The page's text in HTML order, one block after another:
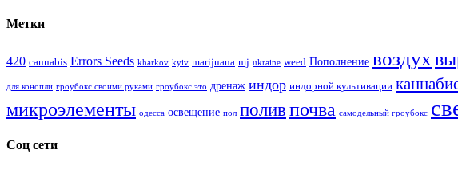
Метки
420 cannabis Errors Seeds kharkov kyiv marijuana mj ukraine weed Пополнение воздух
для конопли гроубокс своими руками гроубокс это дренаж индор индорной культивации
микроэлементы одесса освещение пол полив почва самодельный гроубокс
Соц сети